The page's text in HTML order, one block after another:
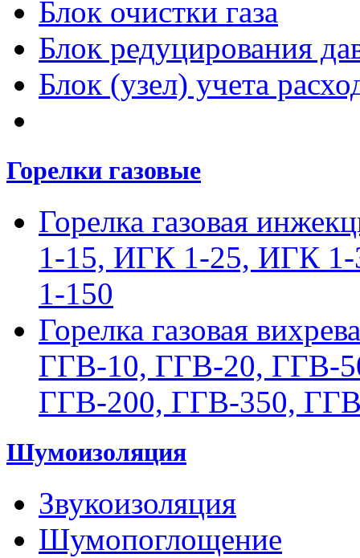
Блок очистки газа
Блок редуцирования
Блок (узел) учета
Горелки газовые
Горелка газовая
1-15, ИГК 1-25, ИГК
1-150
Горелка газовая
ГГВ-10, ГГВ-20, ГГВ-
ГГВ-200, ГГВ-350,
Шумоизоляция
Звукоизоляция
Шумопоглощение